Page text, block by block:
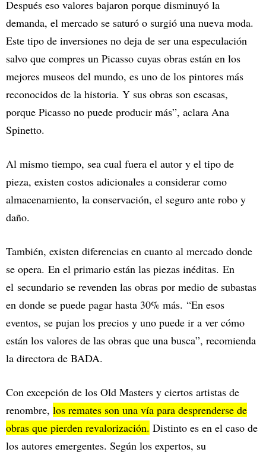
Después eso valores bajaron porque disminuyó la
demanda, el mercado se saturó o surgió una nueva moda.
Este tipo de inversiones no deja de ser una especulación
salvo que compres un Picasso cuyas obras están en los
mejores museos del mundo, es uno de los pintores más
reconocidos de la historia. Y sus obras son escasas,
porque Picasso no puede producir más”, aclara Ana
Spinetto.
Al mismo tiempo, sea cual fuera el autor y el tipo de
pieza, existen costos adicionales a considerar como
almacenamiento, la conservación, el seguro ante robo y
daño.
También, existen diferencias en cuanto al mercado donde
se opera. En el primario están las piezas inéditas. En
el secundario se revenden las obras por medio de subastas
en donde se puede pagar hasta 30% más. “En esos
eventos, se pujan los precios y uno puede ir a ver cómo
están los valores de las obras que una busca”, recomienda
la directora de BADA.
Con excepción de los Old Masters y ciertos artistas de
renombre, los remates son una vía para desprenderse de
obras que pierden revalorización. Distinto es en el caso de
los autores emergentes. Según los expertos, su